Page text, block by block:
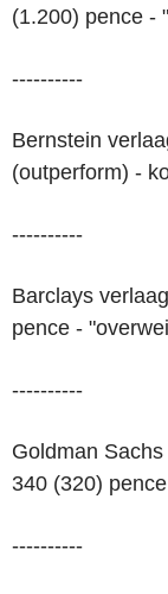
(1.200) pence -
----------
Bernstein
(outperform) -
----------
Barclays
pence -
----------
Goldman
340 (320)
----------